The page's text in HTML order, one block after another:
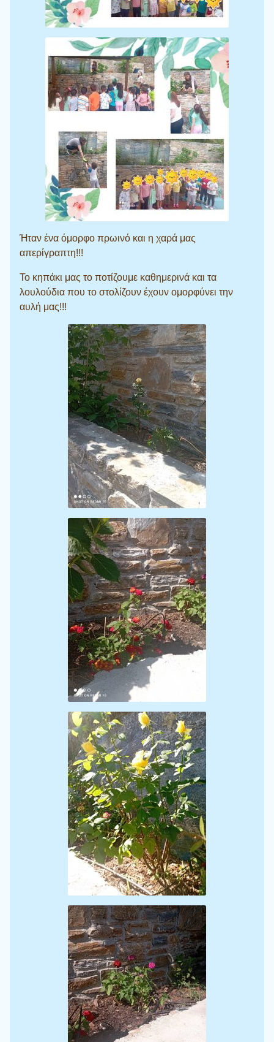
Ήταν ένα όμορφο πρωινό και η χαρά μας
απερίγραπτη!!!
Το κηπάκι μας το ποτίζουμε καθημερινά και τα
λουλούδια που το στολίζουν έχουν ομορφύνει την
αυλή μας!!!